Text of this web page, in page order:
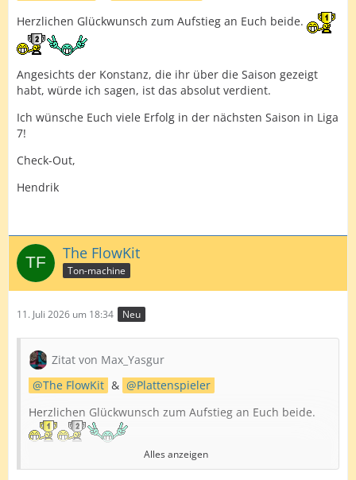
Herzlichen Glückwunsch zum Aufstieg an Euch beide.
Angesichts der Konstanz, die ihr über die Saison gezeigt
habt, würde ich sagen, ist das absolut verdient.
Ich wünsche Euch viele Erfolg in der nächsten Saison in Liga
7!
Check-Out,
Hendrik
The FlowKit
Ton-machine
11. Juli 2026 um 18:34 Neu
Zitat von Max_Yasgur
The FlowKit &
Plattenspieler
Herzlichen Glückwunsch zum Aufstieg an Euch beide.
Angesichts der Konstanz, die ihr über die Saison gezeigt
Alles anzeigen